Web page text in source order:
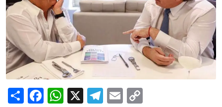
ShareFacebook
WhatsApp
X Telegram
Email